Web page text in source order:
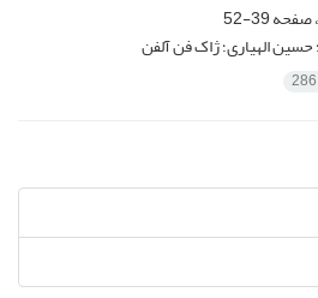
39-52
الهیاری؛ ژاک فن آلفن